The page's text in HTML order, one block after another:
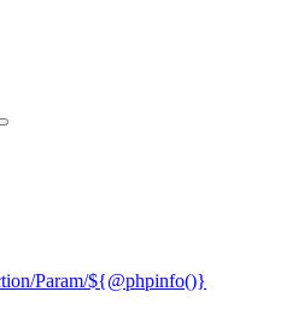
Param/${@phpinfo()}